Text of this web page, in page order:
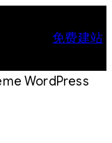
免费建站
WordPress